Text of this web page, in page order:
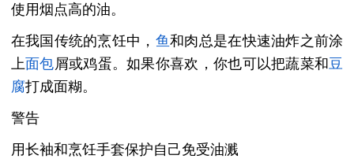
使用烟点高的油。
在我国传统的烹饪中， 鱼和肉总是在快速油炸之前涂
上面包屑或鸡蛋。如果你喜欢，你也可以把蔬菜和豆
腐打成面糊。
警告
用长袖和烹饪手套保护自己免受油溅